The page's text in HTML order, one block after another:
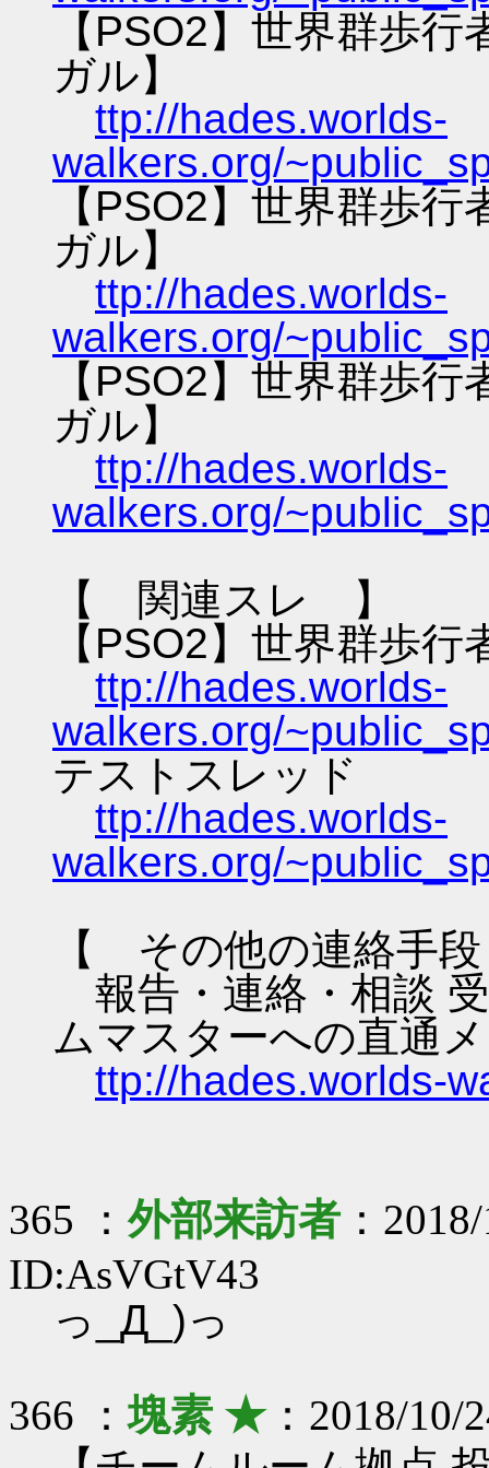
【PSO2】世界群歩
ガル】
ttp://hades.worlds-
walkers.org/
【PSO2】世界群歩
ガル】
ttp://hades.worlds-
walkers.org/
【PSO2】世界群歩
ガル】
ttp://hades.worlds-
walkers.org/
【 関連スレ 】
【PSO2】世界群歩
ttp://hades.worlds-
walkers.org/
テストスレッド
ttp://hades.worlds-
walkers.org/
【 その他の連絡手
報告・連絡・相談
ムマスターへの直通
ttp://hades.worlds-
365 ：外部来訪者 ：
ID:AsVGtV43
っ_Д_)っ
366 ：塊素 ★：2018/10/